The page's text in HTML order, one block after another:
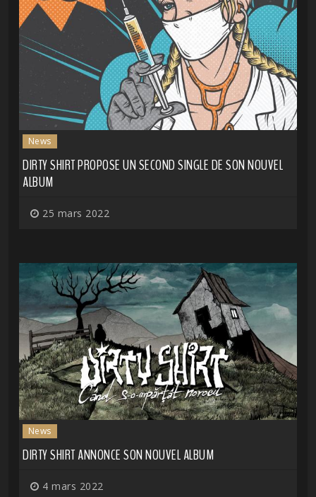
News
DIRTY SHIRT PROPOSE UN SECOND SINGLE DE SON NOUVEL
ALBUM
25 mars 2022
News
DIRTY SHIRT ANNONCE SON NOUVEL ALBUM
4 mars 2022